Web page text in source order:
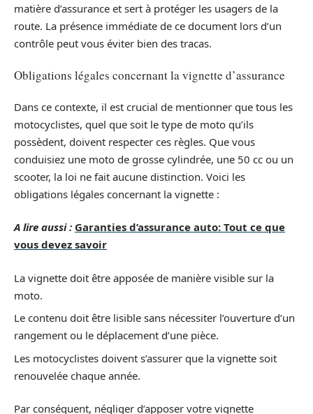
matière d’assurance et sert à protéger les usagers de la
route. La présence immédiate de ce document lors d’un
contrôle peut vous éviter bien des tracas.
Obligations légales concernant la vignette d’assurance
Dans ce contexte, il est crucial de mentionner que tous les
motocyclistes, quel que soit le type de moto qu’ils
possèdent, doivent respecter ces règles. Que vous
conduisiez une moto de grosse cylindrée, une 50 cc ou un
scooter, la loi ne fait aucune distinction. Voici les
obligations légales concernant la vignette :
A lire aussi : Garanties d’assurance auto: Tout ce que
vous devez savoir
La vignette doit être apposée de manière visible sur la
moto.
Le contenu doit être lisible sans nécessiter l’ouverture d’un
rangement ou le déplacement d’une pièce.
Les motocyclistes doivent s’assurer que la vignette soit
renouvelée chaque année.
Par conséquent, négliger d’apposer votre vignette